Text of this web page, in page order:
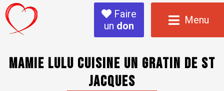
Faire
un don Menu
Mamie Lulu cuisine un gratin de St
Jacques